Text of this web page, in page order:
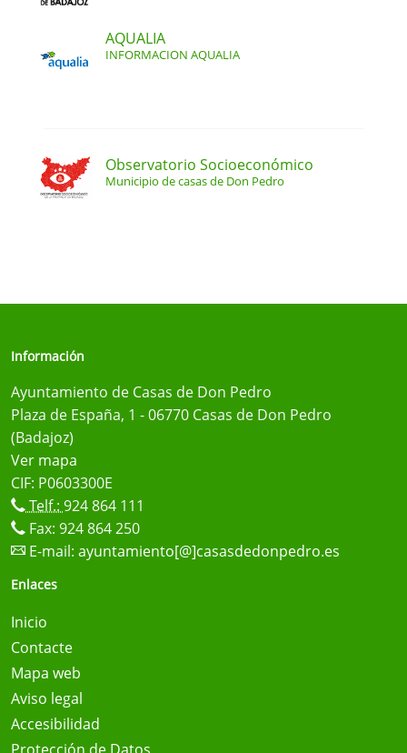
AQUALIA
INFORMACION AQUALIA
Observatorio Socioeconómico
Municipio de casas de Don Pedro
Información
Ayuntamiento de Casas de Don Pedro
Plaza de España, 1 - 06770 Casas de Don Pedro
(Badajoz)
Ver mapa
CIF: P0603300E
Telf.: 924 864 111
Fax: 924 864 250
E-mail: ayuntamiento[@]casasdedonpedro.es
Enlaces
Inicio
Contacte
Mapa web
Aviso legal
Accesibilidad